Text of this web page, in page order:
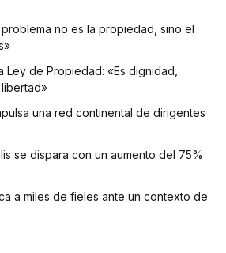
no es la propiedad, sino el
Ley de Propiedad: «Es dignidad,
una red continental de dirigentes
se dispara con un aumento del 75%
a miles de fieles ante un contexto de